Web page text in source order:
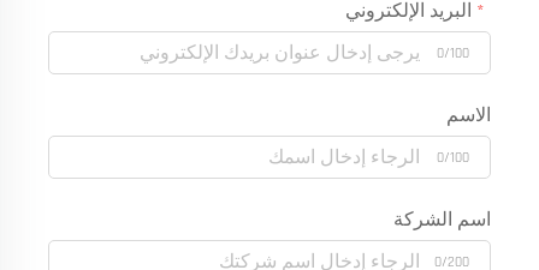
البريد الإلكتروني
0/100
الاسم
0/100
اسم الشركة
0/200